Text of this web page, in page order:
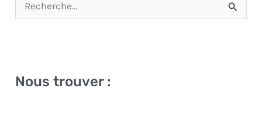
eNous trouver :